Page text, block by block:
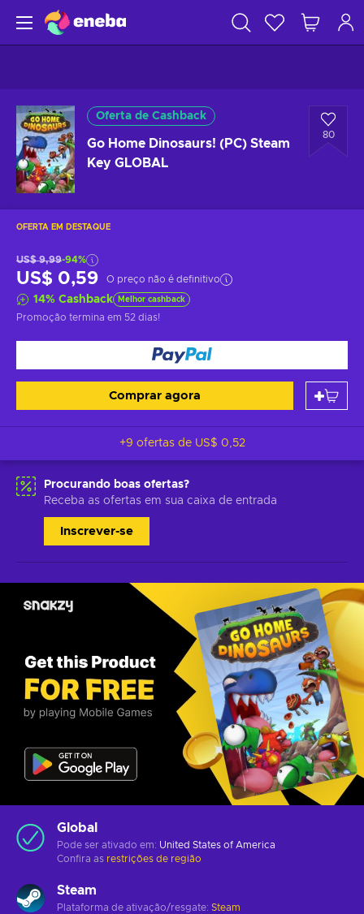
Oferta de Cashback
Go Home Dinosaurs! (PC) Steam
Key GLOBAL
80
OFERTA EM DESTAQUE
US$ 9,99-94%
US$ 0,59 O preço não é definitivo
14% Cashback Melhor cashback
Promoção termina em 52 dias!
Comprar agora
+9 ofertas de US$ 0,52
Procurando boas ofertas?
Receba as ofertas em sua caixa de entrada
Inscrever-se
Global
Pode ser ativado em: United States of America
Confira as restrições de região
Steam
Plataforma de ativação/resgate: Steam